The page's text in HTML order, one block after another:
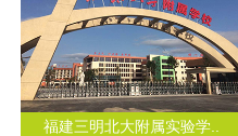
福建三明北大附属实验学..